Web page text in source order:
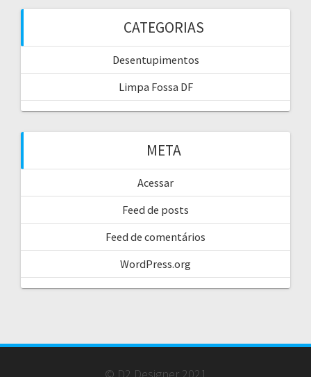
CATEGORIAS
Desentupimentos
Limpa Fossa DF
META
Acessar
Feed de posts
Feed de comentários
WordPress.org